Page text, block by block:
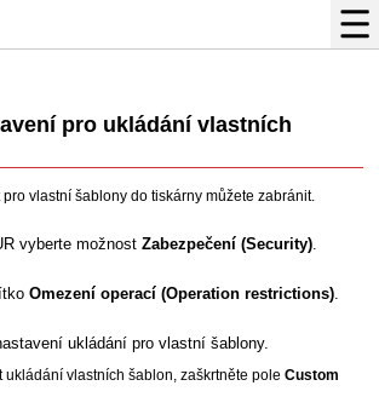
pro ukládání vlastních
pro vlastní šablony dotiskárny můžete zabránit.
vyberte možnostZabezpečení (Security).
Omezení operací (Operation restrictions)
ukládání pro vlastní šablony.
ukládání vlastních šablon, zaškrtněte poleCustom